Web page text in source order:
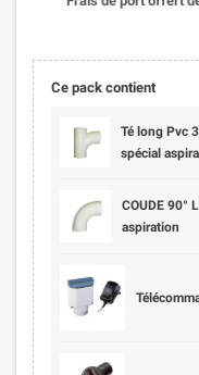
Ce pack contient
Té long Pvc
spécial
COUDE 90°
aspiration